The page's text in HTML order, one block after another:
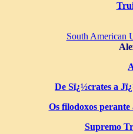
South American
De Sï¿½crates a
Os filodoxos
Supremo